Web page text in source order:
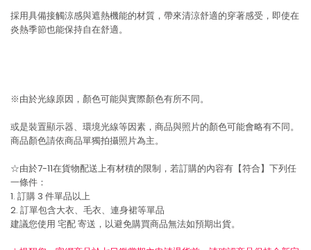
採用具備接觸涼感與遮熱機能的材質，帶來清涼舒適的穿著感受，即使在
炎熱季節也能保持自在舒適。
※由於光線原因，顏色可能與實際顏色有所不同。
或是裝置顯示器、環境光線等因素，商品與照片的顏色可能會略有不同。
商品顏色請依商品單獨拍攝照片為主。
☆由於7-11在貨物配送上有材積的限制，若訂購的內容有【符合】下列任
一條件：
1. 訂購 3 件單品以上
2. 訂單包含大衣、毛衣、連身裙等單品
建議您使用 宅配寄送，以避免購買商品無法如預期出貨。